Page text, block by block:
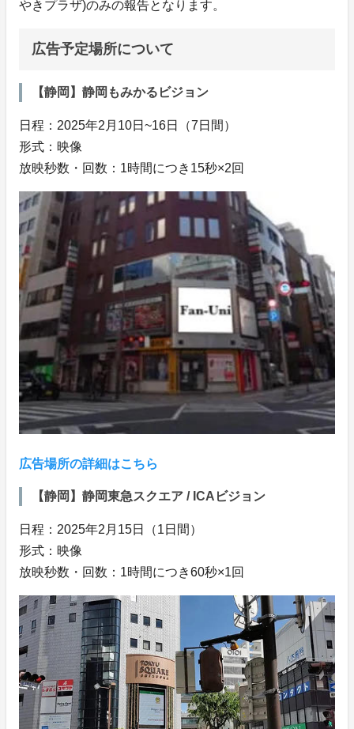
やきプラザ)のみの報告となります。
広告予定場所について
【静岡】静岡もみかるビジョン
日程：2025年2月10日~16日（7日間）
形式：映像
放映秒数・回数：1時間につき15秒×2回
広告場所の詳細はこちら
【静岡】静岡東急スクエア / ICAビジョン
日程：2025年2月15日（1日間）
形式：映像
放映秒数・回数：1時間につき60秒×1回